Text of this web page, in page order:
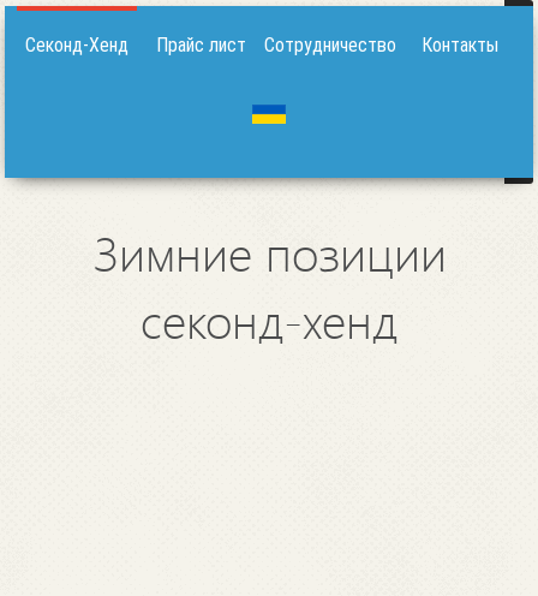
Секонд-Хенд Прайс лист Сотрудничество Контакты
Зимние позиции
секонд-хенд